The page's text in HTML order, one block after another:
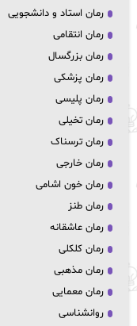
رمان استاد و دانشجویی
رمان انتقامی
رمان بزرگسال
رمان پزشکی
رمان پلیسی
رمان تخیلی
رمان ترسناک
رمان خارجی
رمان خون اشامی
رمان طنز
رمان عاشقانه
رمان کلکلی
رمان مذهبی
رمان معمایی
روانشناسی